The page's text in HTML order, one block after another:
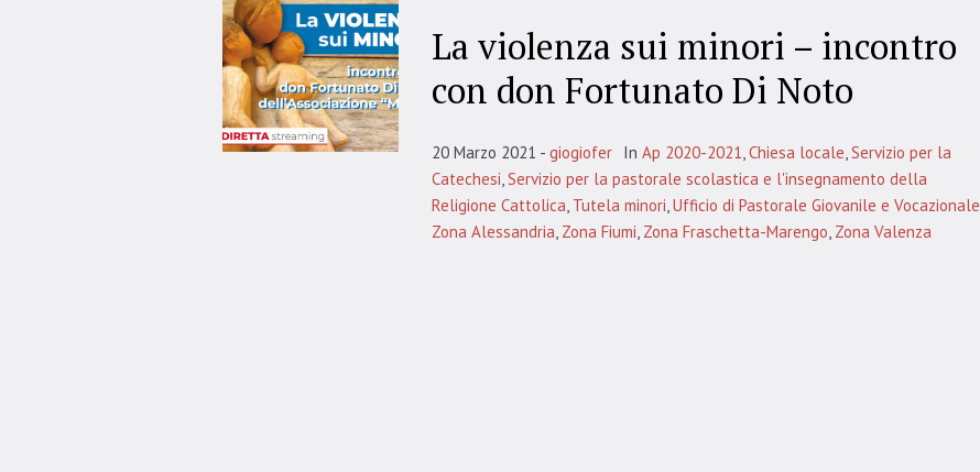
La violenza sui minori – incontro
con don Fortunato Di Noto
20 Marzo 2021 giogiofer In Ap 2020-2021,Chiesa locale,Servizio per la
Catechesi,Servizio per la pastorale scolastica e l'insegnamento della
Religione Cattolica, Tutela minori,Ufficio di Pastorale Giovanile e Vocazionale
Zona Alessandria, Zona Fiumi, Zona Fraschetta-Marengo, Zona Valenza